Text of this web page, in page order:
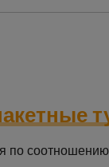
соотношению